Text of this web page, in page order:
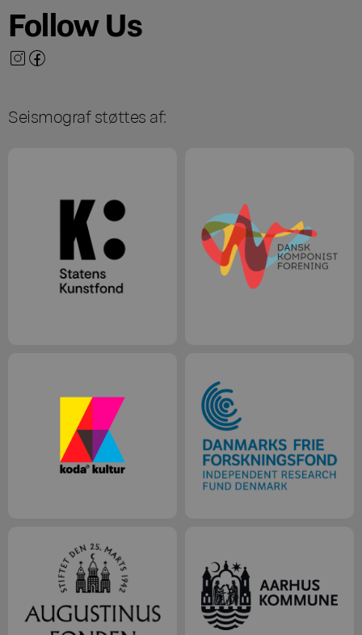
Follow Us
Seismograf støttes af: